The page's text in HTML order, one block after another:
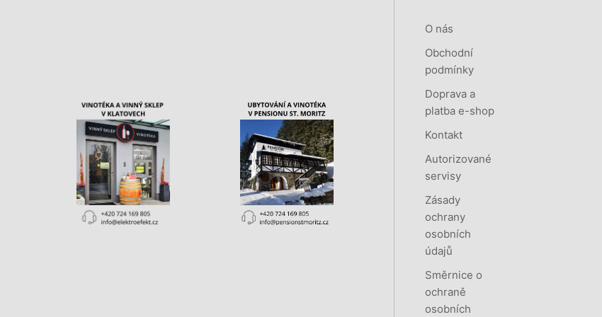
O nás
Obchodní
podmínky
Doprava a
platba e-shop
Kontakt
Autorizované
servisy
Zásady
ochrany
osobních
údajů
Směrnice o
ochraně
osobních